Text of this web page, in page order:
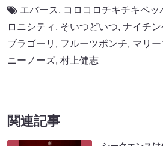
エバース, コロコロチキチキペッ
ロニシティ , そいつどいつ, ナイチ
ブラゴーリ , フルーツポンチ, マリ
ニーノーズ, 村上健志
関連記事